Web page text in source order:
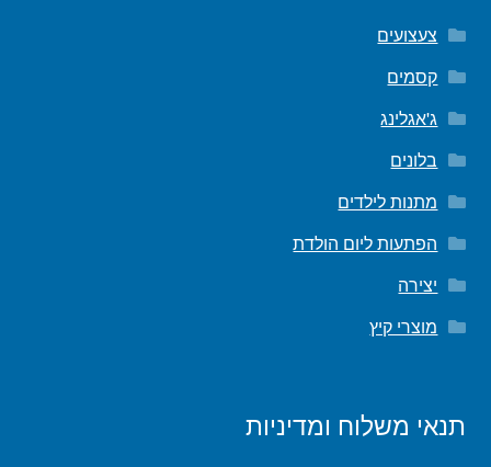
צעצועים
קסמים
ג'אגלינג
בלונים
מתנות לילדים
הפתעות ליום הולדת
יצירה
מוצרי קיץ
תנאי משלוח ומדיניות